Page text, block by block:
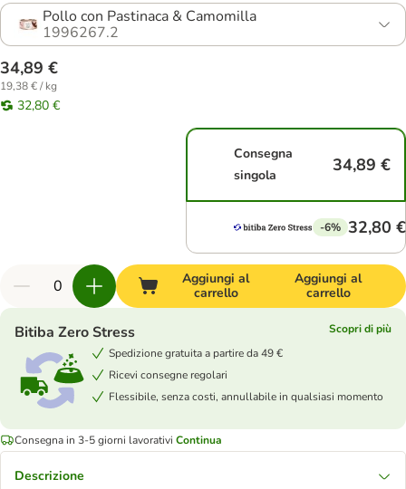
Pollo con Pastinaca & Camomilla
1996267.2
34,89 €
19,38 € / kg
32,80 €
Consegna
singola
34,89 €
-6% 32,80 €
Aggiungi al
carrello
Aggiungi al
carrello
Bitiba Zero Stress
Scopri di più
Spedizione gratuita a partire da 49 €
Ricevi consegne regolari
Flessibile, senza costi, annullabile in qualsiasi momento
Consegna in 3-5 giorni lavorativi Continua
Descrizione